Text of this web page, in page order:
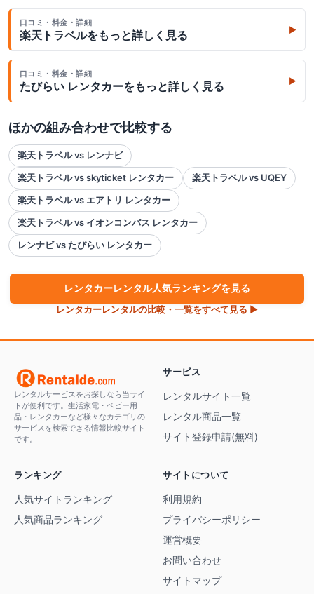
口コミ・料金・詳細
楽天トラベルをもっと詳しく見る ▶
口コミ・料金・詳細
たびらい レンタカーをもっと詳しく見る ▶
ほかの組み合わせで比較する
楽天トラベル vs レンナビ
楽天トラベル vs skyticket レンタカー
楽天トラベル vs UQEY
楽天トラベル vs エアトリ レンタカー
楽天トラベル vs イオンコンパス レンタカー
レンナビ vs たびらい レンタカー
レンタカーレンタル人気ランキングを見る
レンタカーレンタルの比較・一覧をすべて見る ▶
レンタルサービスをお探しなら当サイ
トが便利です。生活家電・ベビー用
品・レンタカーなど様々なカテゴリの
サービスを検索できる情報比較サイト
です。
サービス
レンタルサイト一覧
レンタル商品一覧
サイト登録申請(無料)
ランキング
人気サイトランキング
人気商品ランキング
サイトについて
利用規約
プライバシーポリシー
運営概要
お問い合わせ
サイトマップ